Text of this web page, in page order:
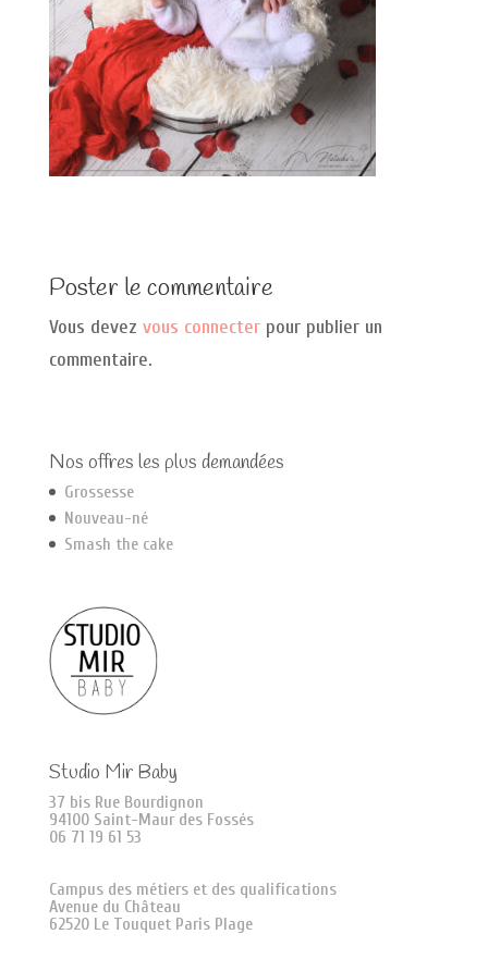
Poster le commentaire
Vous devez vous connecterpour publier un
commentaire.
Nos offres les plus demandées
Grossesse
Nouveau-né
Smash the cake
Studio Mir Baby
37 bis Rue Bourdignon
94100 Saint-Maur des Fossés
06 71 19 61 53
Campus des métiers et des qualifications
Avenue du Château
62520 Le Touquet Paris Plage